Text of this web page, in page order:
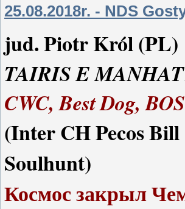
25.08.2018r. - NDS
jud. Piotr Król (PL)
TAIRIS E
CWC, Best Dog,
(Inter CH Pecos
Soulhunt)
Космос закрыл